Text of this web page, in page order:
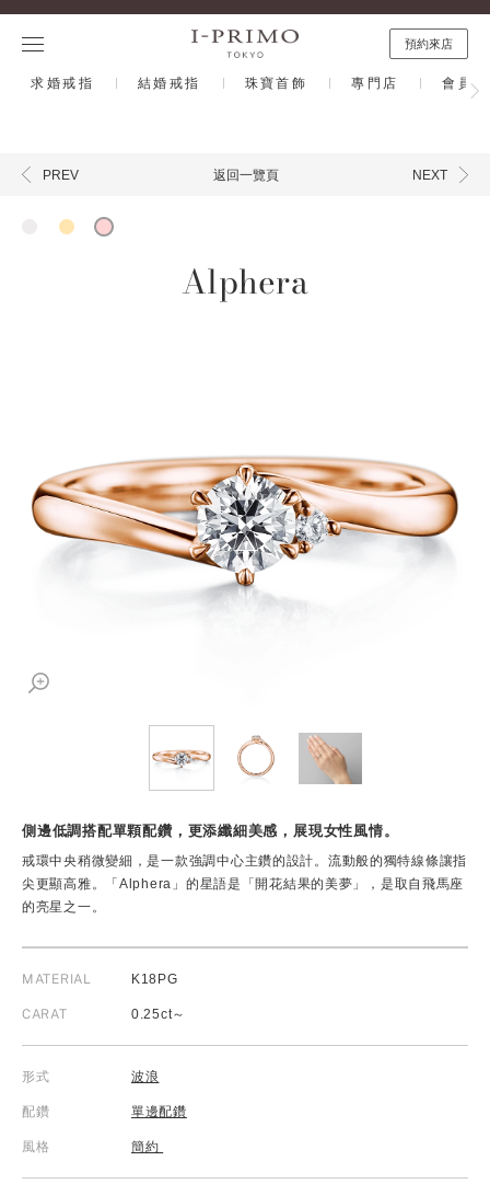
預約來店
求婚戒指 結婚戒指 珠寶首飾 專門店 會員
PREV 返回一覽頁 NEXT
Alphera
側邊低調搭配單顆配鑽，更添纖細美感，展現女性風情。
戒環中央稍微變細，是一款強調中心主鑽的設計。流動般的獨特線條讓指
尖更顯高雅。「Alphera」的星語是「開花結果的美夢」，是取自飛馬座
的亮星之一。
MATERIAL K18PG
CARAT 0.25ct～
形式 波浪
配鑽 單邊配鑽
風格 簡約